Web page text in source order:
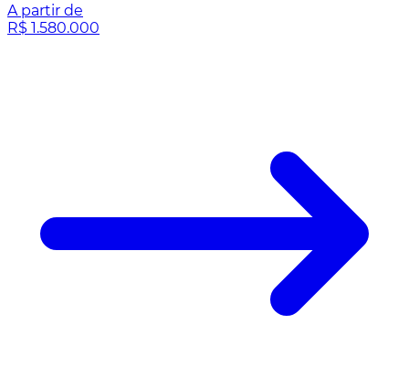
A partir de
R$ 1.580.000